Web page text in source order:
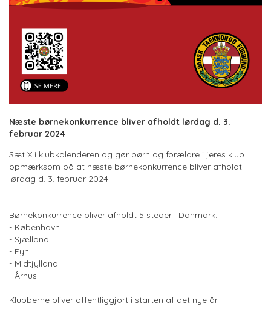
Næste børnekonkurrence bliver afholdt lørdag d. 3.
februar 2024
Sæt X i klubkalenderen og gør børn og forældre i jeres klub
opmærksom på at næste børnekonkurrence bliver afholdt
lørdag d. 3. februar 2024.
Børnekonkurrence bliver afholdt 5 steder i Danmark:
- København
- Sjælland
- Fyn
- Midtjylland
- Århus
Klubberne bliver offentliggjort i starten af det nye år.